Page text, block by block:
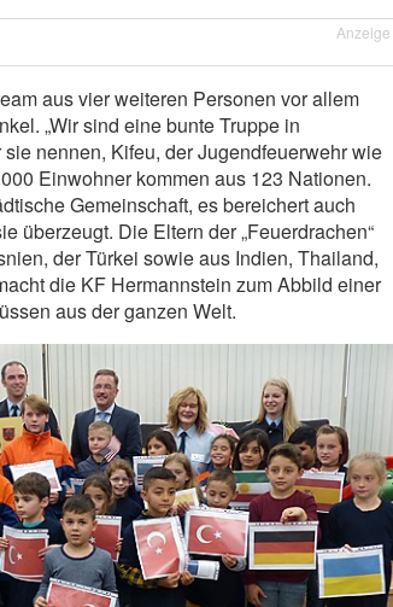
Anzeige
aus vier weiteren Personen vor allem
„Wir sind eine bunte Truppe in
nennen, Kifeu, der Jugendfeuerwehr wie
Einwohner kommen aus 123 Nationen.
Gemeinschaft, es bereichert auch
überzeugt. Die Eltern der „Feuerdrachen“
der Türkei sowie aus Indien, Thailand,
die KF Hermannstein zum Abbild einer
aus der ganzen Welt.